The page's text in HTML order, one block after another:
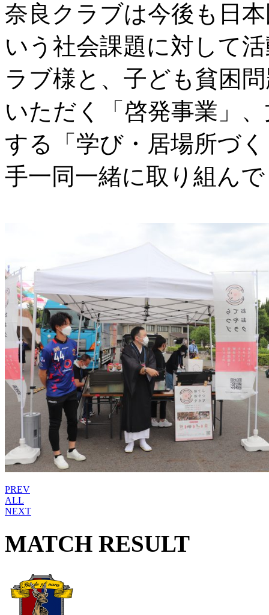
奈良クラブは今後も日
いう社会課題に対して
ラブ様と、子ども貧困
いただく「啓発事業」
する「学び・居場所づ
手一同一緒に取り組ん
PREV
ALL
NEXT
MATCH RESULT